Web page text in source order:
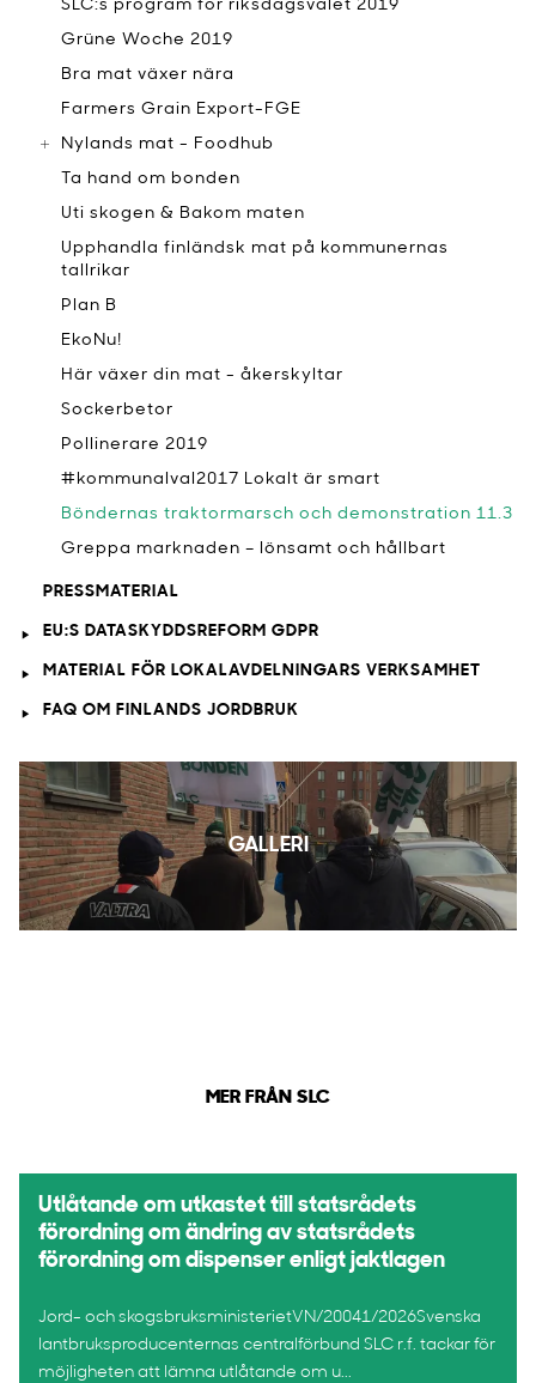
SLC:s program för riksdagsvalet 2019
Grüne Woche 2019
Bra mat växer nära
Farmers Grain Export-FGE
Nylands mat - Foodhub
Ta hand om bonden
Uti skogen & Bakom maten
Upphandla finländsk mat på kommunernas
tallrikar
Plan B
EkoNu!
Här växer din mat - åkerskyltar
Sockerbetor
Pollinerare 2019
#kommunalval2017 Lokalt är smart
Böndernas traktormarsch och demonstration 11.3
Greppa marknaden – lönsamt och hållbart
PRESSMATERIAL
EU:S DATASKYDDSREFORM GDPR
MATERIAL FÖR LOKALAVDELNINGARS VERKSAMHET
FAQ OM FINLANDS JORDBRUK
GALLERI
MER FRÅN SLC
Utlåtande om utkastet till statsrådets
förordning om ändring av statsrådets
förordning om dispenser enligt jaktlagen
Jord- och skogsbruksministerietVN/20041/2026Svenska
lantbruksproducenternas centralförbund SLC r.f. tackar för
möjligheten att lämna utlåtande om u...